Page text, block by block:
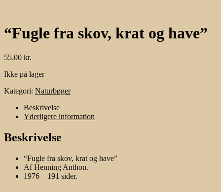
“Fugle fra skov, krat og have”
55.00 kr.
Ikke på lager
Kategori: Naturbøger
Beskrivelse
Yderligere information
Beskrivelse
“Fugle fra skov, krat og have”
Af Henning Anthon.
1976 – 191 sider.